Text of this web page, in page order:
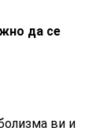
да се
ви и